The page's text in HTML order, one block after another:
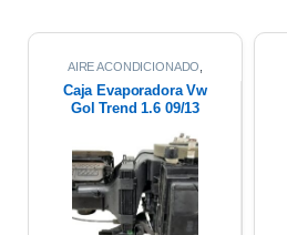
AIRE ACONDICIONADO
Caja Evaporadora Vw
Gol Trend 1.6 09/13